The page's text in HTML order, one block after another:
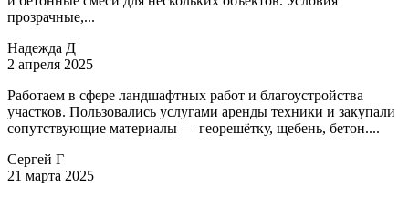
прозрачные,...
Надежда Д
2 апреля 2025
Работаем в сфере ландшафтных работ и благоустройства
участков. Пользовались услугами аренды техники и закупали
сопутствующие материалы — георешётку, щебень, бетон....
Сергей Г
21 марта 2025